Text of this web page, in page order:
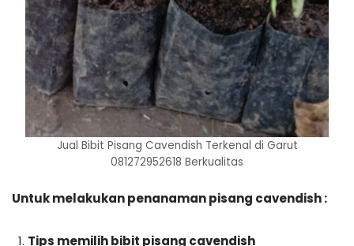
Jual Bibit Pisang Cavendish Terkenal di Garut
081272952618 Berkualitas
Untuk melakukan penanaman pisang cavendish :
Tips memilih bibit pisang cavendish